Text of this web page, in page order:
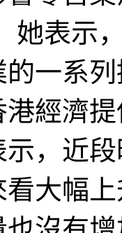
她表示
一系
經濟
，近
大幅